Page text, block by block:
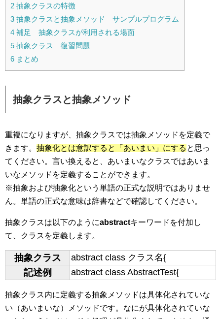
2 抽象クラスの特徴
3 抽象クラスと抽象メソッド サンプルプログラム
4 補足 抽象クラスが利用される場面
5 抽象クラス 復習問題
6 まとめ
抽象クラスと抽象メソッド
重複になりますが、抽象クラスでは抽象メソッドを定義で
きます。 抽象化とは意訳すると「あいまい」にする と思っ
てください。言い換えると、あいまいなクラスではあいま
いなメソッドを定義することができます。
※抽象および抽象化という単語の正式な説明ではありませ
ん。単語の正式な意味は辞書などで確認してください。
抽象クラスは以下のようにabstractキーワードを付加し
て、クラスを定義します。
抽象クラス abstract class クラス名{
記述例 abstract class AbstractTest{
抽象クラス内に定義する抽象メソッドは具体化されていな
い（あいまいな）メソッドです。なにが具体化されていな